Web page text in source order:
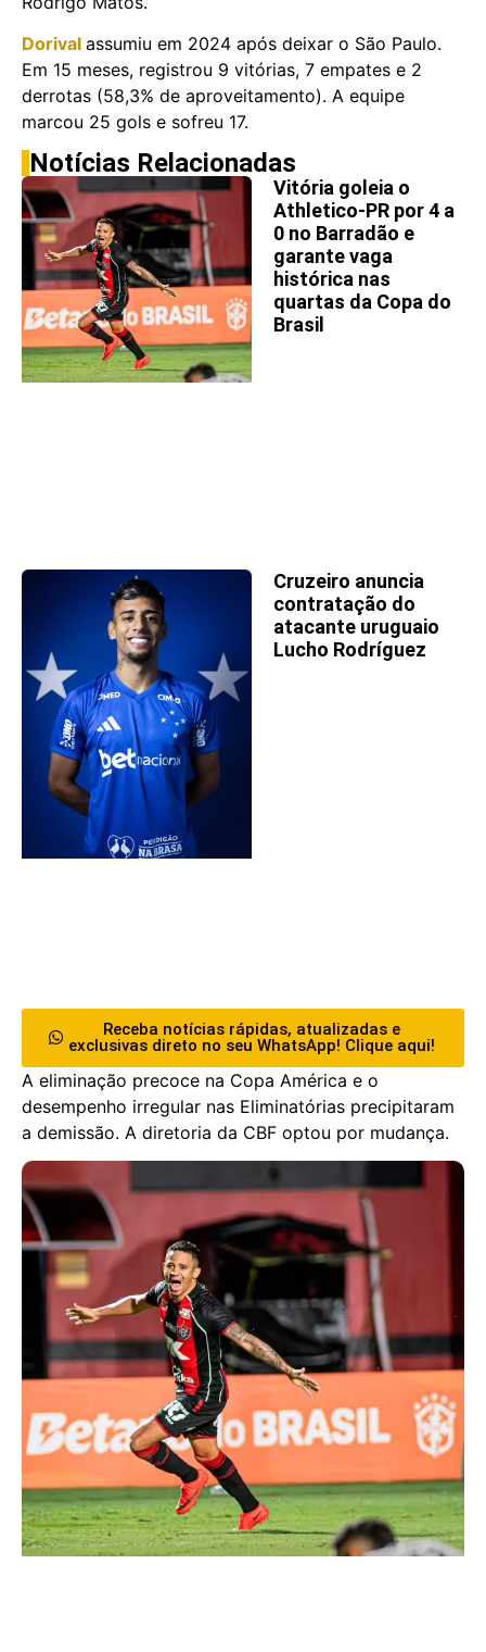
Dorival assumiu em 2024 após deixar o São Paulo.
Em 15 meses, registrou 9 vitórias, 7 empates e 2
derrotas (58,3% de aproveitamento). A equipe
marcou 25 gols e sofreu 17.
Notícias Relacionadas
Vitória goleia o
Athletico-PR por 4 a
0 no Barradão e
garante vaga
histórica nas
quartas da Copa do
Brasil
Cruzeiro anuncia
contratação do
atacante uruguaio
Lucho Rodríguez
Receba notícias rápidas, atualizadas e
exclusivas direto no seu WhatsApp! Clique aqui!
A eliminação precoce na Copa América e o
desempenho irregular nas Eliminatórias precipitaram
a demissão. A diretoria da CBF optou por mudança.